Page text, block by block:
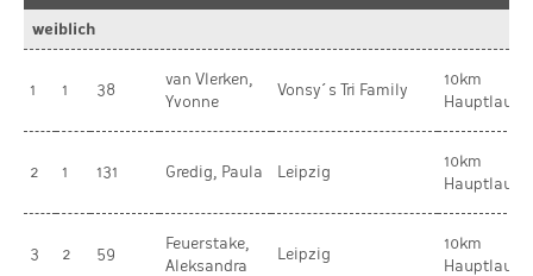
weiblich
1 1 38
van Vlerken,
Yvonne
Vonsy´s Tri Family
10km
Hauptlauf
2 1 131 Gredig, Paula Leipzig
10km
Hauptlauf
3 2 59
Feuerstake,
Aleksandra
Leipzig
10km
Hauptlauf